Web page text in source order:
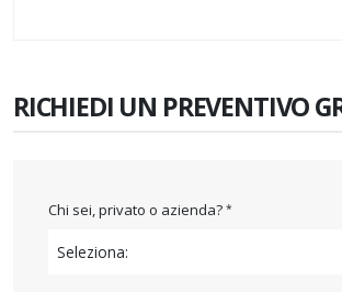
RICHIEDI UN PREVENTIVO
Chi sei, privato o azienda?